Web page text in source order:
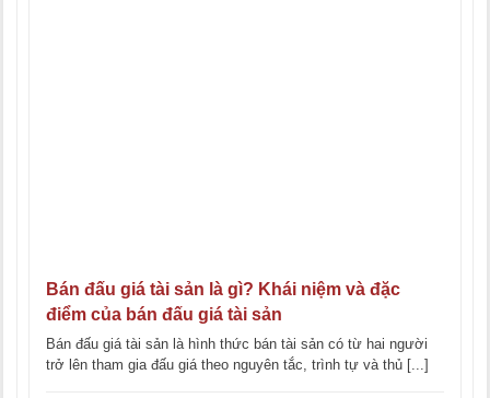
Bán đấu giá tài sản là gì? Khái niệm và đặc
điểm của bán đấu giá tài sản
Bán đấu giá tài sản là hình thức bán tài sản có từ hai người
trở lên tham gia đấu giá theo nguyên tắc, trình tự và thủ [...]